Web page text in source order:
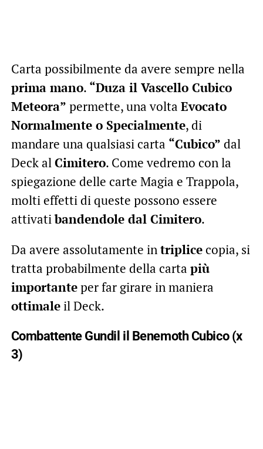
Carta possibilmente da avere sempre nella
prima mano. “Duza il Vascello Cubico
Meteora” permette, una volta Evocato
Normalmente o Specialmente, di
mandare una qualsiasi carta “Cubico” dal
Deck alCimitero. Come vedremo con la
spiegazione delle carte Magia e Trappola,
molti effetti di queste possono essere
attivatibandendole dal Cimitero.
Da avere assolutamente intriplicecopia, si
tratta probabilmente della carta più
importanteper far girare in maniera
ottimaleil Deck.
Combattente Gundil il Benemoth Cubico (x
3)